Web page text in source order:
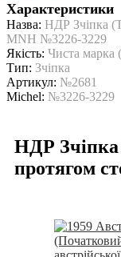
Характеристики
Назва: НДР Зчіпка
MNH №3226-3229
Якість: Чиста марка
Тип: Зчіпка
Артикул: №2681
Michel: №3226-3229
НДР Зчіпка
протягом